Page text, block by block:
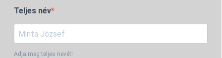
Teljes név
Adja meg teljes nevét!